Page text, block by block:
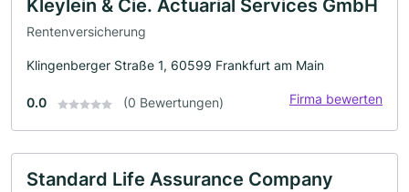
Kleylein & Cie. Actuarial Services GmbH
Rentenversicherung
Klingenberger Straße 1, 60599 Frankfurt am Main
0.0 (0 Bewertungen) Firma bewerten
Standard Life Assurance Company